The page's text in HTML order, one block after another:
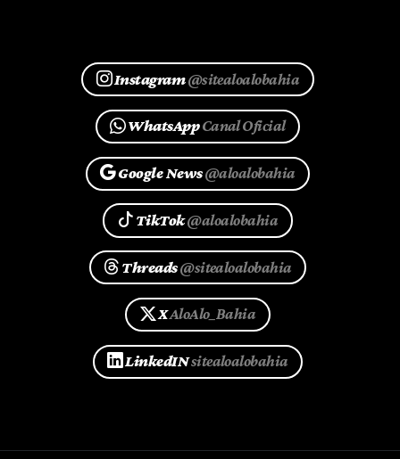
Instagram@sitealoalobahia
WhatsAppCanal Oficial
Google News@aloalobahia
TikTok@aloalobahia
Threads@sitealoalobahia
XAloAlo_Bahia
LinkedINsitealoalobahia